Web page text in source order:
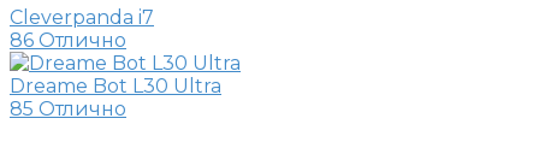
Cleverpanda i7
86 Отлично
Dreame Bot L30 Ultra
85 Отлично